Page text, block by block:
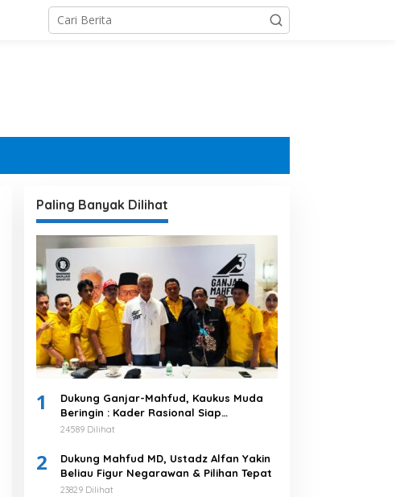
Paling Banyak Dilihat
1
Dukung Ganjar-Mahfud, Kaukus Muda
Beringin : Kader Rasional Siap
Menangkan 03
24589 Dilihat
2
Dukung Mahfud MD, Ustadz Alfan Yakin
Beliau Figur Negarawan & Pilihan Tepat
23829 Dilihat